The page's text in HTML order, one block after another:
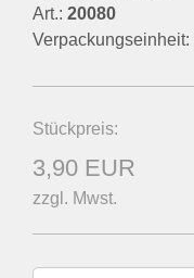
Art.: 20080
Verpackungseinheit:
Stückpreis:
3,90 EUR
zzgl. Mwst.